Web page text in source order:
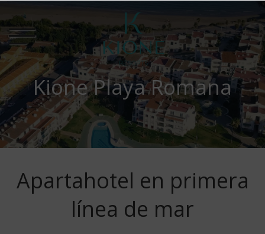
Kione Playa Romana
Apartahotel en primera
línea de mar